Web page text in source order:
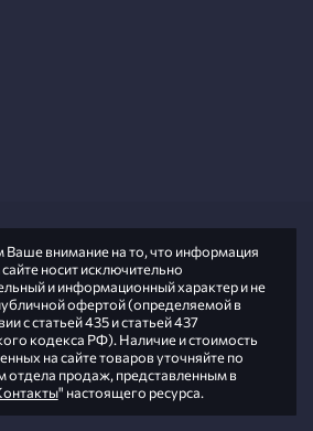
внимание на то, что информация
носит исключительно
и информационный характер и не
офертой (определяемой в
с статьей 435 и статьей 437
кодекса РФ). Наличие и стоимость
на сайте товаров уточняйте по
отдела продаж, представленным в
" настоящего ресурса.